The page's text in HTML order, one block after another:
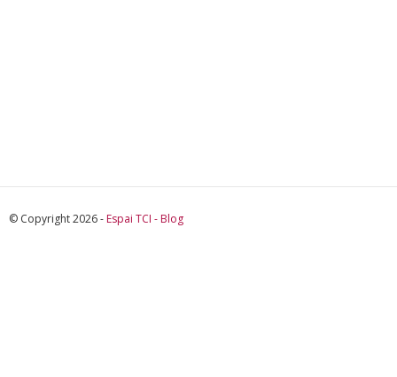
© Copyright 2026 - Espai TCI - Blog